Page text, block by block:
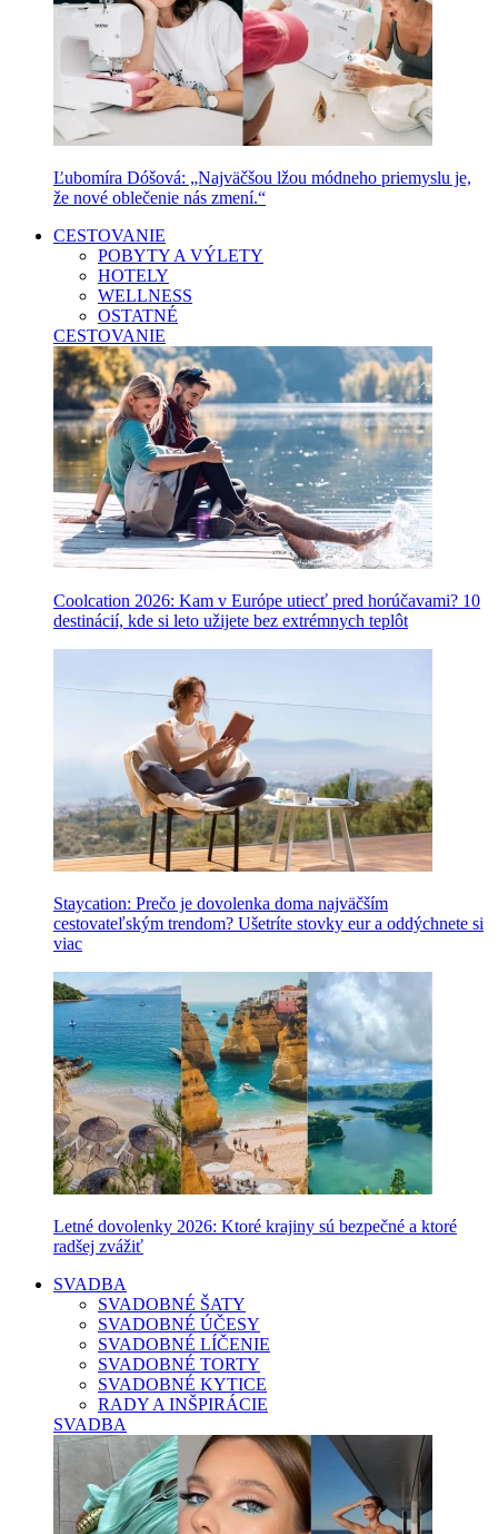
Ľubomíra Dóšová: „Najväčšou lžou módneho priemyslu je,
že nové oblečenie nás zmení.“
CESTOVANIE
POBYTY A VÝLETY
HOTELY
WELLNESS
OSTATNÉ
CESTOVANIE
Coolcation 2026: Kam v Európe utiecť pred horúčavami? 10
destinácií, kde si leto užijete bez extrémnych teplôt
Staycation: Prečo je dovolenka doma najväčším
cestovateľským trendom? Ušetríte stovky eur a oddýchnete si
viac
Letné dovolenky 2026: Ktoré krajiny sú bezpečné a ktoré
radšej zvážiť
SVADBA
SVADOBNÉ ŠATY
SVADOBNÉ ÚČESY
SVADOBNÉ LÍČENIE
SVADOBNÉ TORTY
SVADOBNÉ KYTICE
RADY A INŠPIRÁCIE
SVADBA